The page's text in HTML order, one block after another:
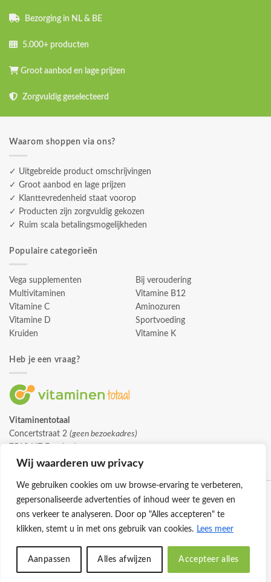
Wij waarderen uw privacy
We gebruiken cookies om uw browse-ervaring te verbeteren,
gepersonaliseerde advertenties of inhoud weer te geven en
ons verkeer te analyseren. Door op "Alles accepteren" te
klikken, stemt u in met ons gebruik van cookies. Lees meer
Aanpassen Alles afwijzen Accepteer alles
Bezorging in NL & BE
5.000+ producten
Groot aanbod en lage prijzen
Zorgvuldig geselecteerd
Waarom shoppen via ons?
✓ Uitgebreide product omschrijvingen
✓ Groot aanbod en lage prijzen
✓ Klanttevredenheid staat voorop
✓ Producten zijn zorgvuldig gekozen
✓ Ruim scala betalingsmogelijkheden
Populaire categorieën
Vega supplementen
Multivitaminen
Vitamine C
Vitamine D
Kruiden
Bij veroudering
Vitamine B12
Aminozuren
Sportvoeding
Vitamine K
Heb je een vraag?
Vitaminentotaal
Concertstraat 2 (geen bezoekadres)
info@vitaminentotaal.nl
© 2026 -Vitaminentotaal.nl